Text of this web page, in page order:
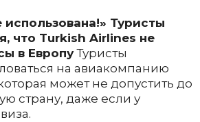
использована!» Туристы
что Turkish Airlines не
в ЕвропуТуристы
на авиакомпанию
может не допустить до
страну, даже если у